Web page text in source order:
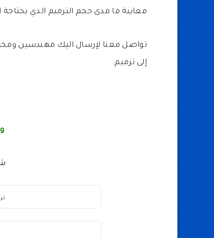
معاينة ما مدى حجم الترميم الذي يحتاجة
تواصل معنا لإرسال اليك مهندسين
إلى ترميم: